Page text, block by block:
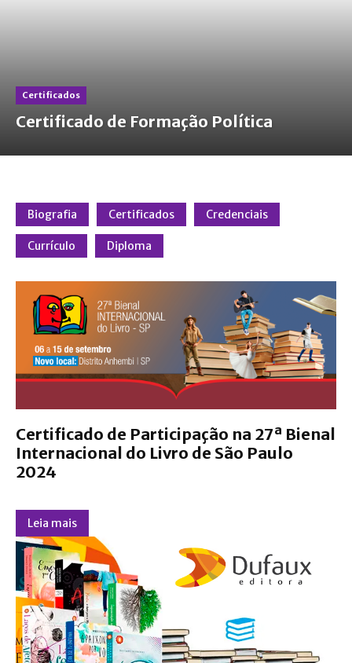
Certificados
Certificado de Formação Política
Biografia Certificados Credenciais
Currículo Diploma
Certificado de Participação na 27ª Bienal
Internacional do Livro de São Paulo
2024
Leia mais